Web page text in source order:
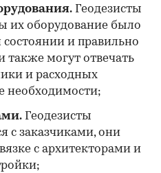
Геодезисты
их оборудование было
и правильно
также могут отвечать
и расходных
необходимости;
Геодезисты
с заказчиками, они
с архитекторами и